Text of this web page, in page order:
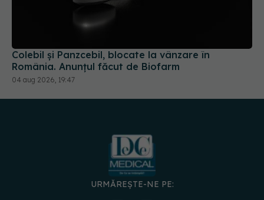
Colebil și Panzcebil, blocate la vânzare în
04 aug 2026, 19:47
URMĂREȘTE-NE PE: